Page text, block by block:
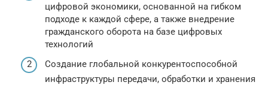
цифровой экономики, основанной на гибком
подходе к каждой сфере, а также внедрение
гражданского оборота на базе цифровых
технологий
Создание глобальной конкурентоспособной
инфраструктуры передачи, обработки и хранения